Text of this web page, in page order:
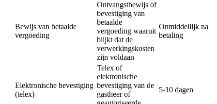
Bewijs van betaalde
vergoeding
Ontvangstbewijs of
bevestiging van
betaalde
vergoeding waaruit
blijkt dat de
verwerkingskosten
zijn voldaan
Onmiddellijk na
betaling
Elektronische bevestiging
(telex)
Telex of
elektronische
bevestiging van de
gastheer of
5-10 dagen